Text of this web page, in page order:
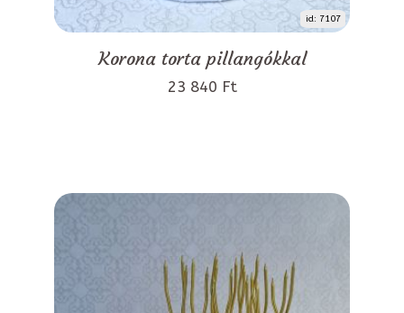
id: 7107
Korona torta pillangókkal
23 840 Ft